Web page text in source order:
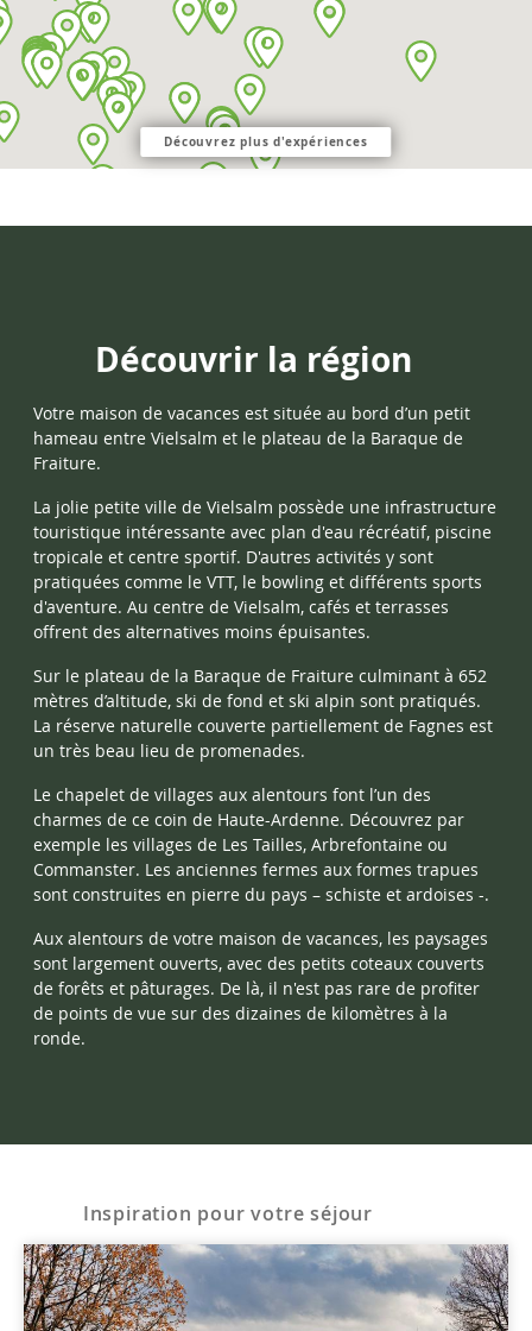
Découvrez plus d'expériences
Découvrir la région
Votre maison de vacances est située au bord d’un petit
hameau entre Vielsalm et le plateau de la Baraque de
Fraiture.
La jolie petite ville de Vielsalm possède une infrastructure
touristique intéressante avec plan d'eau récréatif, piscine
tropicale et centre sportif. D'autres activités y sont
pratiquées comme le VTT, le bowling et différents sports
d'aventure. Au centre de Vielsalm, cafés et terrasses
offrent des alternatives moins épuisantes.
Sur le plateau de la Baraque de Fraiture culminant à 652
mètres d’altitude, ski de fond et ski alpin sont pratiqués.
La réserve naturelle couverte partiellement de Fagnes est
un très beau lieu de promenades.
Le chapelet de villages aux alentours font l’un des
charmes de ce coin de Haute-Ardenne. Découvrez par
exemple les villages de Les Tailles, Arbrefontaine ou
Commanster. Les anciennes fermes aux formes trapues
sont construites en pierre du pays – schiste et ardoises -.
Aux alentours de votre maison de vacances, les paysages
sont largement ouverts, avec des petits coteaux couverts
de forêts et pâturages. De là, il n'est pas rare de profiter
de points de vue sur des dizaines de kilomètres à la
ronde.
Inspiration pour votre séjour